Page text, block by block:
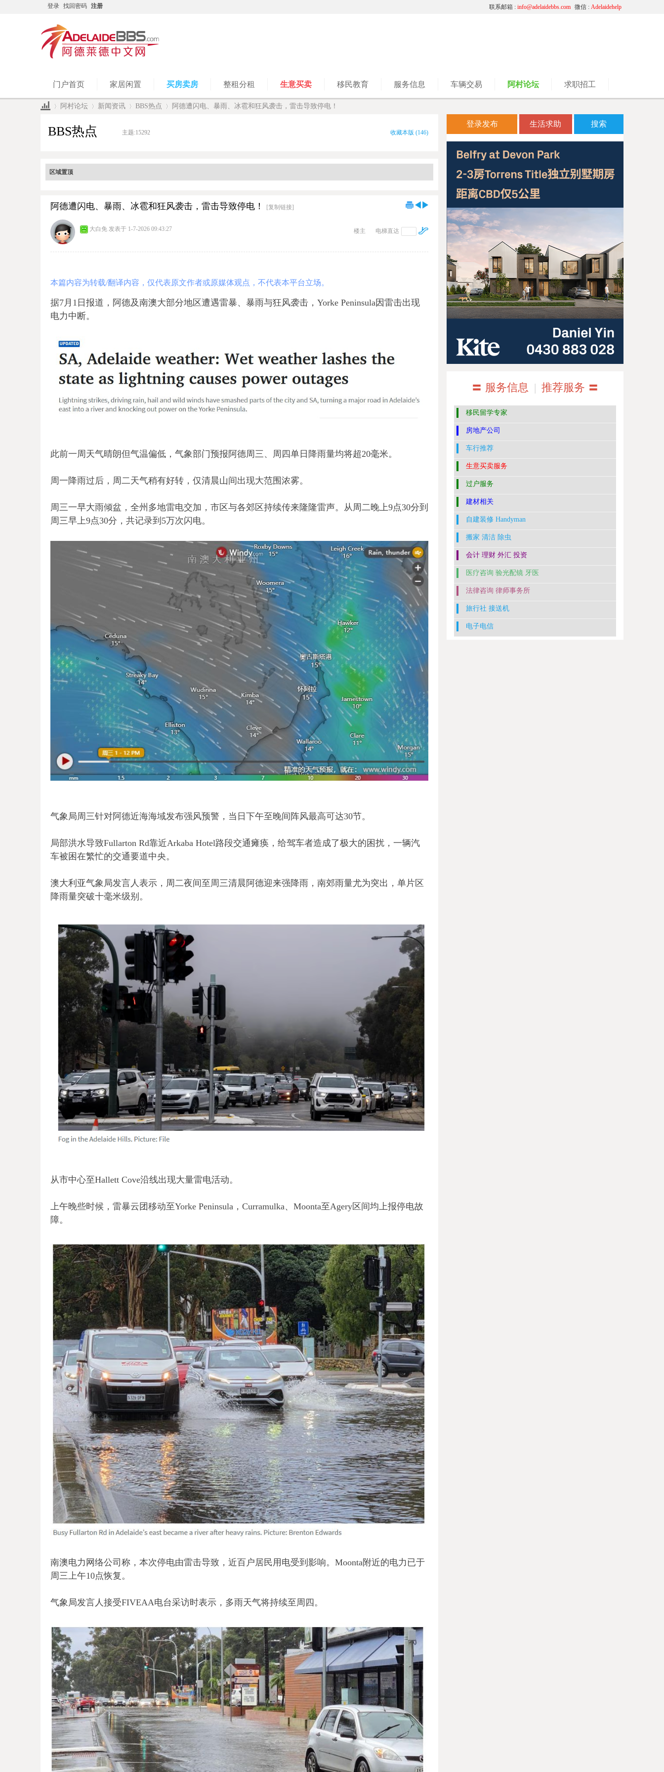
登录 找回密码 注册 微信 : Adelaidehelp
联系邮箱 : info@adelaidebbs.com
门户首页 家居闲置 买房卖房 整租分租 生意买卖 移民教育 服务信息 车辆交易 阿村论坛 求职招工
阿村论坛 新闻资讯 BBS热点 阿德遭闪电、暴雨、冰雹和狂风袭击，雷击导致停电！
BBS热点 主题:15292 收藏本版 (146)
区域置顶
阿德遭闪电、暴雨、冰雹和狂风袭击，雷击导致停电！ [复制链接]
电梯直达
楼主
大白免 发表于 1-7-2026 09:43:27
本篇内容为转载/翻译内容，仅代表原文作者或原媒体观点，不代表本平台立场。
据7月1日报道，阿德及南澳大部分地区遭遇雷暴、暴雨与狂风袭击，Yorke Peninsula因雷击出现
电力中断。
此前一周天气晴朗但气温偏低，气象部门预报阿德周三、周四单日降雨量均将超20毫米。
周一降雨过后，周二天气稍有好转，仅清晨山间出现大范围浓雾。
周三一早大雨倾盆，全州多地雷电交加，市区与各郊区持续传来隆隆雷声。从周二晚上9点30分到
周三早上9点30分，共记录到5万次闪电。
气象局周三针对阿德近海海域发布强风预警，当日下午至晚间阵风最高可达30节。
局部洪水导致Fullarton Rd靠近Arkaba Hotel路段交通瘫痪，给驾车者造成了极大的困扰，一辆汽
车被困在繁忙的交通要道中央。
澳大利亚气象局发言人表示，周二夜间至周三清晨阿德迎来强降雨，南郊雨量尤为突出，单片区
降雨量突破十毫米级别。
从市中心至Hallett Cove沿线出现大量雷电活动。
上午晚些时候，雷暴云团移动至Yorke Peninsula，Curramulka、Moonta至Agery区间均上报停电故
障。
南澳电力网络公司称，本次停电由雷击导致，近百户居民用电受到影响。Moonta附近的电力已于
周三上午10点恢复。
气象局发言人接受FIVEAA电台采访时表示，多雨天气将持续至周四。
登录发布 生活求助 搜索
〓 服务信息 | 推荐服务 〓
移民留学专家
房地产公司
车行推荐
生意买卖服务
过户服务
建材相关
自建装修 Handyman
搬家 清洁 除虫
会计 理财 外汇 投资
医疗咨询 验光配镜 牙医
法律咨询 律师事务所
旅行社 接送机
电子电信